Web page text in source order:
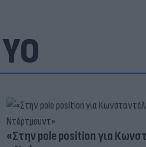
«Στην pole position για